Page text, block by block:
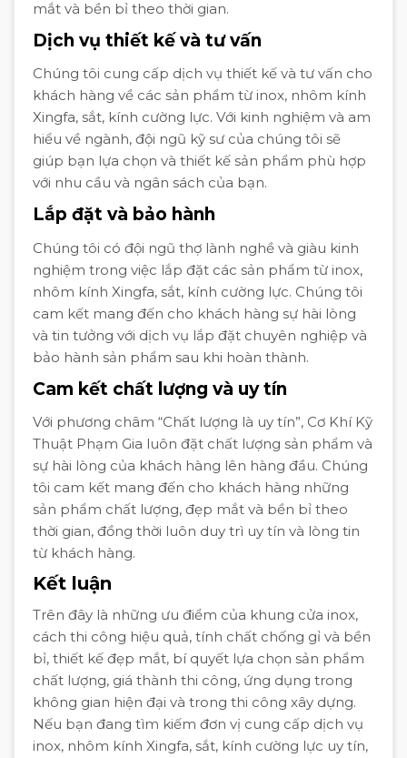
mắt và bền bỉ theo thời gian.
Dịch vụ thiết kế và tư vấn
Chúng tôi cung cấp dịch vụ thiết kế và tư vấn cho
khách hàng về các sản phẩm từ inox, nhôm kính
Xingfa, sắt, kính cường lực. Với kinh nghiệm và am
hiểu về ngành, đội ngũ kỹ sư của chúng tôi sẽ
giúp bạn lựa chọn và thiết kế sản phẩm phù hợp
với nhu cầu và ngân sách của bạn.
Lắp đặt và bảo hành
Chúng tôi có đội ngũ thợ lành nghề và giàu kinh
nghiệm trong việc lắp đặt các sản phẩm từ inox,
nhôm kính Xingfa, sắt, kính cường lực. Chúng tôi
cam kết mang đến cho khách hàng sự hài lòng
và tin tưởng với dịch vụ lắp đặt chuyên nghiệp và
bảo hành sản phẩm sau khi hoàn thành.
Cam kết chất lượng và uy tín
Với phương châm “Chất lượng là uy tín”, Cơ Khí Kỹ
Thuật Phạm Gia luôn đặt chất lượng sản phẩm và
sự hài lòng của khách hàng lên hàng đầu. Chúng
tôi cam kết mang đến cho khách hàng những
sản phẩm chất lượng, đẹp mắt và bền bỉ theo
thời gian, đồng thời luôn duy trì uy tín và lòng tin
từ khách hàng.
Kết luận
Trên đây là những ưu điểm của khung cửa inox,
cách thi công hiệu quả, tính chất chống gỉ và bền
bỉ, thiết kế đẹp mắt, bí quyết lựa chọn sản phẩm
chất lượng, giá thành thi công, ứng dụng trong
không gian hiện đại và trong thi công xây dựng.
Nếu bạn đang tìm kiếm đơn vị cung cấp dịch vụ
inox, nhôm kính Xingfa, sắt, kính cường lực uy tín,